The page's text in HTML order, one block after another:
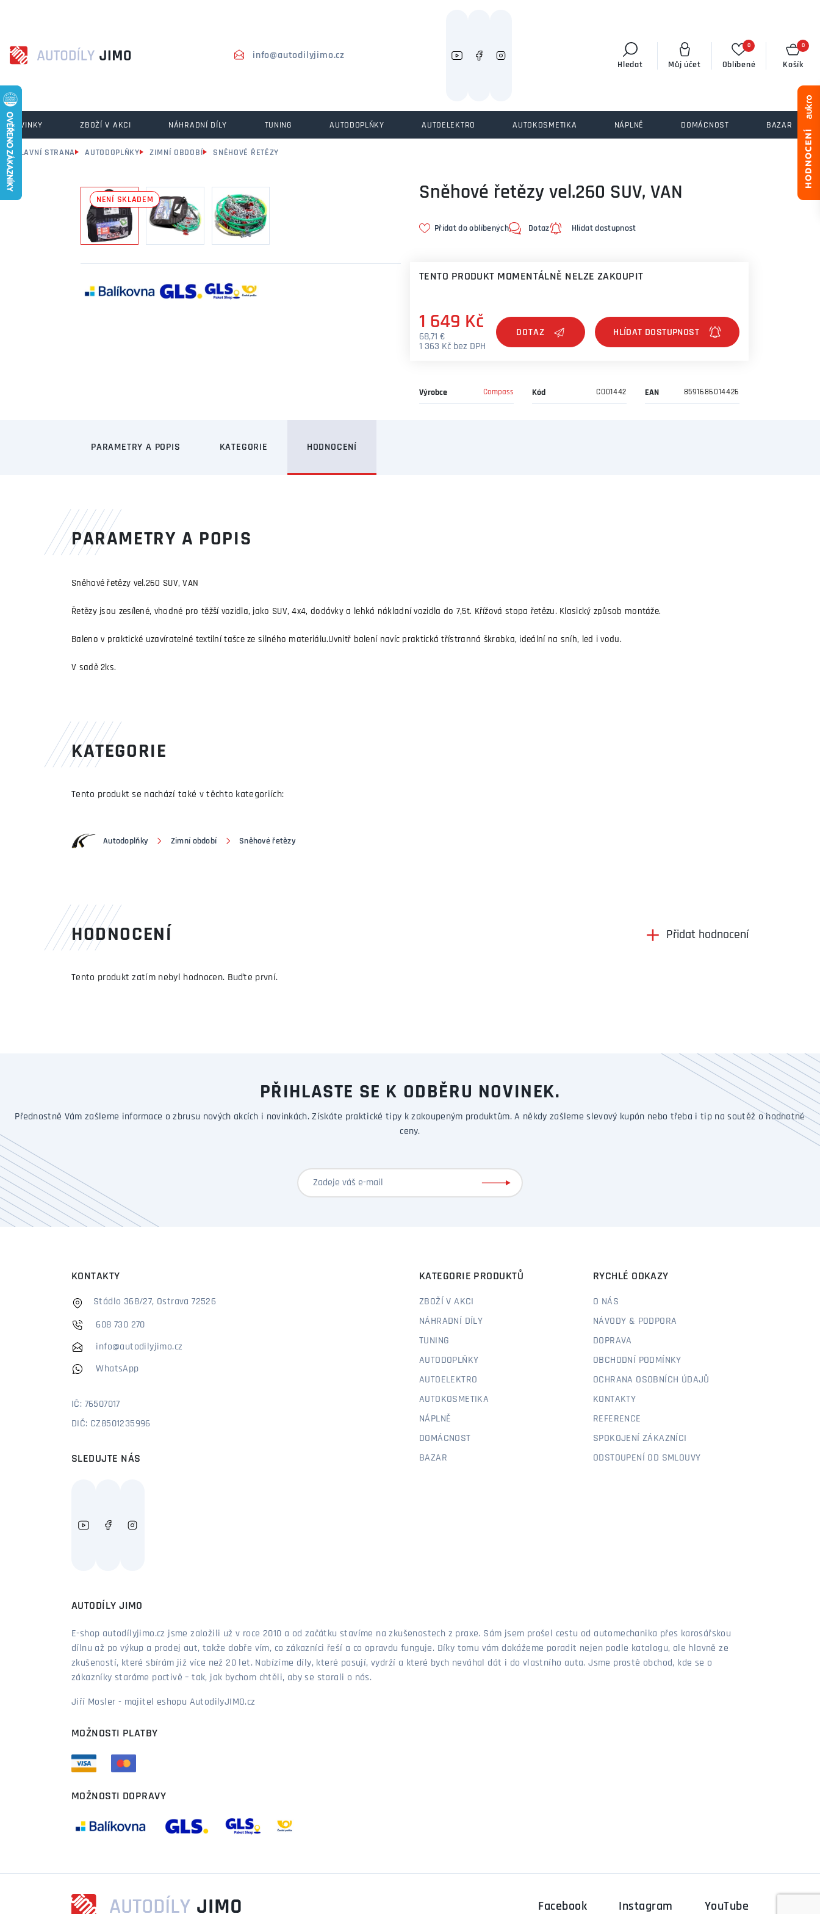
info@autodilyjimo.cz
Hledat Můj účet
0
Oblíbené
0
Košík
NOVINKY ZBOŽÍ V AKCI NÁHRADNÍ DÍLY TUNING AUTODOPLŇKY AUTOELEKTRO AUTOKOSMETIKA NÁPLNĚ DOMÁCNOST BAZAR
HLAVNÍ STRANA AUTODOPLŇKY ZIMNÍ OBDOBÍ SNĚHOVÉ ŘETĚZY
NENÍ SKLADEM Sněhové řetězy vel.260 SUV, VAN
Přidat do oblíbených Dotaz Hlídat dostupnost
TENTO PRODUKT MOMENTÁLNĚ NELZE ZAKOUPIT
1 649 Kč
68,71 €
1 363 Kč bez DPH
DOTAZ
Výrobce Compass Kód CO01442 EAN 8591686014426
PARAMETRY A POPIS KATEGORIE HODNOCENÍ
PARAMETRY A POPIS
Sněhové řetězy vel.260 SUV, VAN
Řetězy jsou zesílené, vhodné pro těžší vozidla, jako SUV, 4x4, dodávky a lehká nákladní vozidla do 7,5t. Křížová stopa řetězu. Klasický způsob montáže.
Baleno v praktické uzavíratelné textilní tašce ze silného materiálu.Uvnitř balení navíc praktická třístranná škrabka, ideální na sníh, led i vodu.
V sadě 2ks.
KATEGORIE
Tento produkt se nachází také v těchto kategoriích:
Autodoplňky Zimní období Sněhové řetězy
HODNOCENÍ Přidat hodnocení
Tento produkt zatím nebyl hodnocen. Buďte první.
PŘIHLASTE SE K ODBĚRU NOVINEK.
Přednostně Vám zašleme informace o zbrusu nových akcích i novinkách. Získáte praktické tipy k zakoupeným produktům. A někdy zašleme slevový kupón nebo třeba i tip na soutěž o hodnotné
ceny.
KONTAKTY
Stádlo 368/27, Ostrava 72526
608 730 270
info@autodilyjimo.cz
WhatsApp
IČ: 76507017
DIČ: CZ8501235996
SLEDUJTE NÁS
KATEGORIE PRODUKTŮ
ZBOŽÍ V AKCI
NÁHRADNÍ DÍLY
TUNING
AUTODOPLŇKY
AUTOELEKTRO
AUTOKOSMETIKA
NÁPLNĚ
DOMÁCNOST
BAZAR
RYCHLÉ ODKAZY
O NÁS
NÁVODY & PODPORA
DOPRAVA
OBCHODNÍ PODMÍNKY
OCHRANA OSOBNÍCH ÚDAJŮ
KONTAKTY
REFERENCE
SPOKOJENÍ ZÁKAZNÍCI
ODSTOUPENÍ OD SMLOUVY
AUTODÍLY JIMO
E-shop autodílyjimo.cz jsme založili už v roce 2010 a od začátku stavíme na zkušenostech z praxe. Sám jsem prošel cestu od automechanika přes karosářskou
dílnu až po výkup a prodej aut, takže dobře vím, co zákazníci řeší a co opravdu funguje. Díky tomu vám dokážeme poradit nejen podle katalogu, ale hlavně ze
zkušeností, které sbírám již více než 20 let. Nabízíme díly, které pasují, vydrží a které bych neváhal dát i do vlastního auta. Jsme prostě obchod, kde se o
zákazníky staráme poctivě – tak, jak bychom chtěli, aby se starali o nás.
Jiří Mosler - majitel eshopu AutodilyJIMO.cz
MOŽNOSTI PLATBY
MOŽNOSTI DOPRAVY
Facebook Instagram YouTube
Můžeme vám pomoci něco najít?